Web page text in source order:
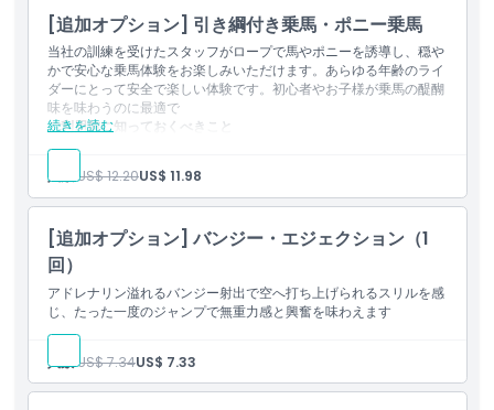
ATVアドベンチャーに参加するには、参加者は12歳〜65歳で
ある必要があります
ATVアドベンチャーに参加できる最大体重は150kgです
SKYBIKEアドベンチャーに参加するには、参加者の体重は最大
80kg、身長は最低145cmである必要があります
午後1:30～午後2:45
昼食
午後3:00～午後7:00（マングローブ川クルーズ＋シュノーケリン
グ＋サンセット観賞、基本乗り合い、4時間）
ダングリ島でのシュノーケリングと水泳（器材提供）
アンダマン海の夕日観賞
コウモリ洞窟訪問
ワニ洞窟訪問
ワシの餌やり
アンダマン海の探索
浮き養殖場での魚の餌やり
知っておくべきこと
ある必要があります
ATVアドベンチャーに参加できる最大体重は150kgです
[追加オプション] 引き綱付き乗馬・ポニー乗馬
当社の訓練を受けたスタッフがロープで馬やポニーを誘導し、穏や
かで安心な乗馬体験をお楽しみいただけます。あらゆる年齢のライ
ダーにとって安全で楽しい体験です。初心者やお子様が乗馬の醍醐
味を味わうのに最適で
続きを読む
ご利用前に知っておくべきこと
ロープで誘導されるポニー乗馬の最大体重は55kgのみです
ロープで誘導される乗馬の最大体重は79kgです
人数: US$ 12.20US$ 11.98
[追加オプション] バンジー・エジェクション（1
回）
アドレナリン溢れるバンジー射出で空へ打ち上げられるスリルを感
じ、たった一度のジャンプで無重力感と興奮を味わえます
人数:US$ 7.34US$ 7.33